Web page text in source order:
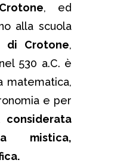
, ed
alla scuola
di Crotone,
nel 530 a.C. è
matematica,
e per
considerata
mistica,